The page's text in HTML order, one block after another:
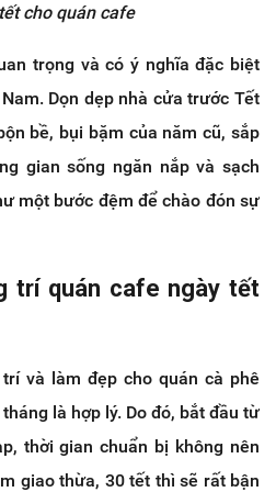
cho quán cafe
trọng và có ý nghĩa đặc biệt
Dọn dẹp nhà cửa trước Tết
bề, bụi bặm của năm cũ, sắp
gian sống ngăn nắp và sạch
một bước đệm để chào đón sự
trí quán cafe ngày tết
và làm đẹp cho quán cà phê
là hợp lý. Do đó, bắt đầu từ
thời gian chuẩn bị không nên
giao thừa, 30 tết thì sẽ rất bận